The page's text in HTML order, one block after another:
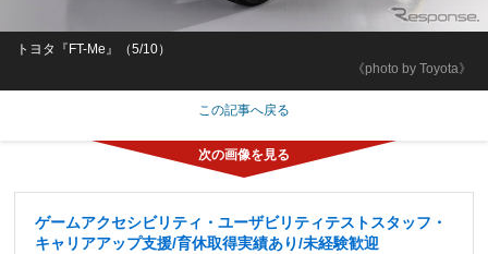
《photo by Toyota》
トヨタ『FT-Me』（5/10）
この記事へ戻る
ゲームアクセシビリティ・ユーザビリティテストスタッフ・
キャリアアップ支援/育休取得実績あり/未経験歓迎